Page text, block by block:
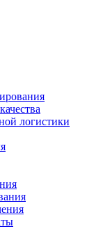
логистики